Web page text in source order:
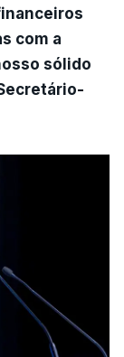
com a
sólido